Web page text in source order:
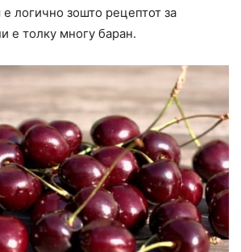
е логично зошто рецептот за
е толку многу баран.